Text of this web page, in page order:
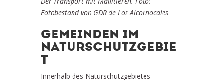
Fotobestand von GDR de Los Alcornocales
GEMEINDEN IM
NATURSCHUTZGEBIE
T
Innerhalb des Naturschutzgebietes